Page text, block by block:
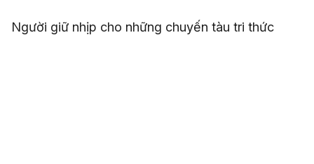
Người giữ nhịp cho những chuyến tàu tri thức